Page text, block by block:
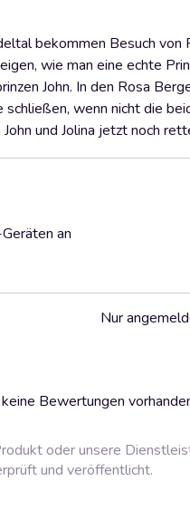
bekommen Besuch von
wie man eine echte
John. In den Rosa
wenn nicht die
und Jolina jetzt noch
an
Bewertungen
Nur
oder unsere
und veröffentlicht.